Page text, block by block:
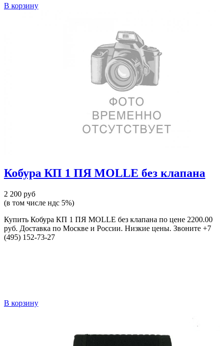
В корзину
Кобура КП 1 ПЯ MOLLE без клапана
2 200 руб
(в том числе ндс 5%)
Купить Кобура КП 1 ПЯ MOLLE без клапана по цене 2200.00
руб. Доставка по Москве и России. Низкие цены. Звоните +7
(495) 152-73-27
В корзину